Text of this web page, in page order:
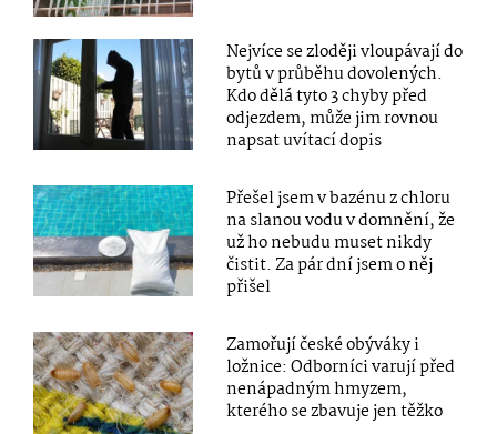
Nejvíce se zloději vloupávají do
bytů v průběhu dovolených.
Kdo dělá tyto 3 chyby před
odjezdem, může jim rovnou
napsat uvítací dopis
Přešel jsem v bazénu z chloru
na slanou vodu v domnění, že
už ho nebudu muset nikdy
čistit. Za pár dní jsem o něj
přišel
Zamořují české obýváky i
ložnice: Odborníci varují před
nenápadným hmyzem,
kterého se zbavuje jen těžko